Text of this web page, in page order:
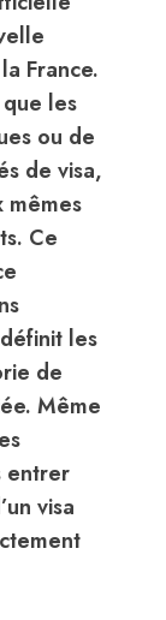
France.
les
ou de
de visa,
mêmes
Ce
les
de
Même
entrer
visa